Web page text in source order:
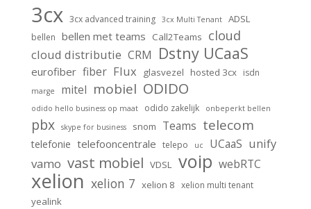
3cx 3cx advanced training 3cx Multi Tenant ADSL
bellen bellen met teams Call2Teams cloud
cloud distributie CRM Dstny UCaaS
eurofiber fiber Flux glasvezel hosted 3cx isdn
marge mitel mobiel ODIDO
odido hello business op maat odido zakelijk onbeperkt bellen
pbx skype for business snom Teams telecom
telefonie telefooncentrale telepo uc UCaaS unify
vamo vast mobiel VDSL voip webRTC
xelion xelion 7 xelion 8 xelion multi tenant
yealink